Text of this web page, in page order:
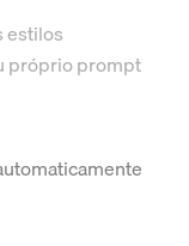
estilos
próprio prompt